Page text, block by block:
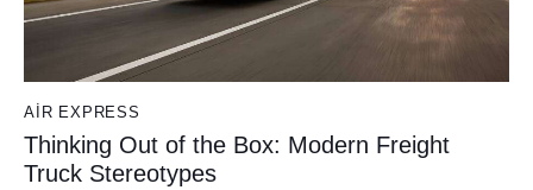
AIR EXPRESS
Thinking Out of the Box: Modern Freight
Truck Stereotypes